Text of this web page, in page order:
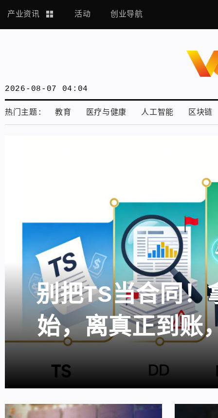
产业资讯 活动 创业导航
2026-08-07 04:04
热门主题: 教育 医疗与健康 人工智能 区块链
别把TS当合同
始，离真正到账